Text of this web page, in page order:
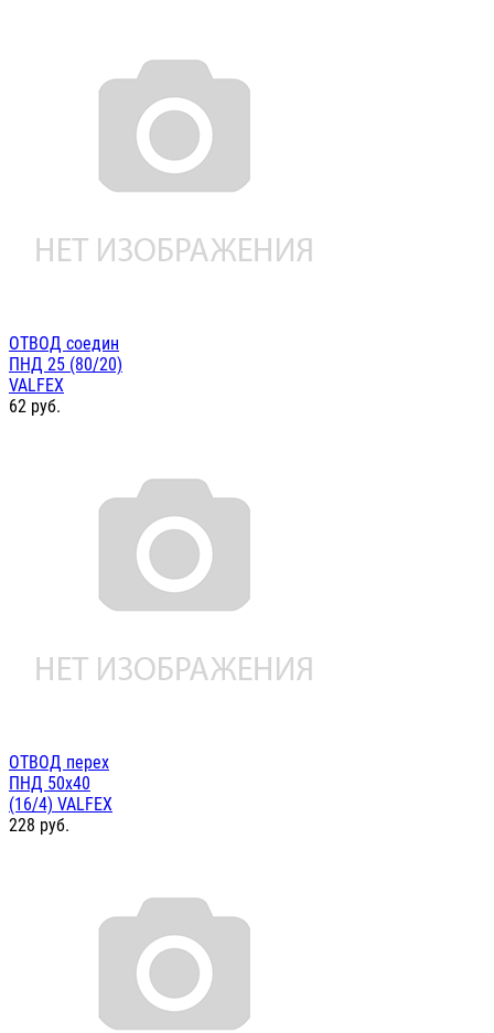
ОТВОД соедин
ПНД 25 (80/20)
VALFEX
62 руб.
ОТВОД перех
ПНД 50х40
(16/4) VALFEX
228 руб.